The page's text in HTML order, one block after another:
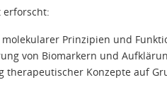
erforscht:
Prinzipien und
von Biomarkern und
therapeutischer Konzepte auf